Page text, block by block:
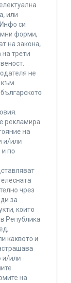
или
си
форми,
на закона,
трети
не
рекламира
на
и/или
по
чрез
за
които
Република
каквото и
и/или
на